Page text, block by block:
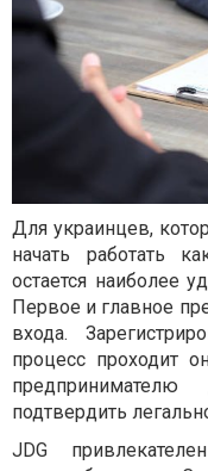
Для украинцев,
начать работать
остается наиболее
Первое и главное
входа.
процесс проходит
подтвердить
JDG